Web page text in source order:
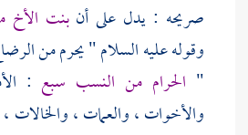
صريحه : يدل على أنبنت الأخ
وقوله عليه السلام " يحرم من
" الحرام من النسب سبع :
والأخوات ، والعمات ، والخالات